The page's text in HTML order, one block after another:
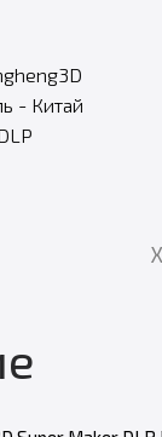
- Китай